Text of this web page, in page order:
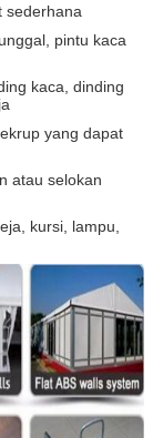
sederhana
pintu kaca
kaca, dinding
yang dapat
atau selokan
kursi, lampu,